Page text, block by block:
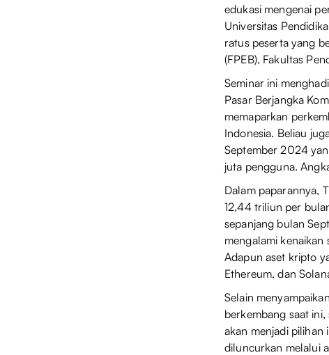
edukasi mengenai
Universitas
ratus peserta yang
(FPEB), Fakultas
Seminar ini
Pasar Berjangka
memaparkan
Indonesia. Beliau
September 2024
juta pengguna.
Dalam paparannya,
12,44 triliun per
sepanjang bulan
mengalami
Adapun aset kripto
Ethereum, dan
Selain
berkembang saat
akan menjadi pilihan
diluncurkan melalui